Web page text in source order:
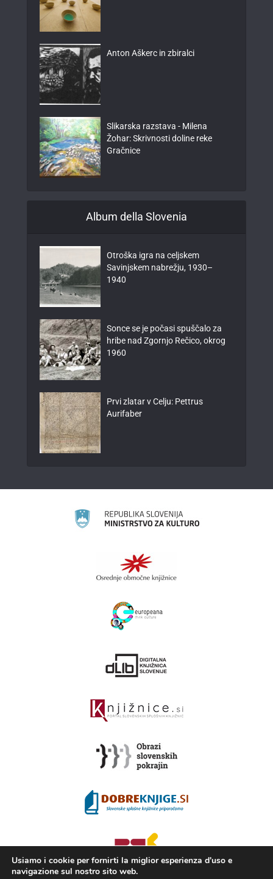
Anton Aškerc in zbiralci
Slikarska razstava - Milena
Žohar: Skrivnosti doline reke
Gračnice
Album della Slovenia
Otroška igra na celjskem
Savinjskem nabrežju, 1930–
1940
Sonce se je počasi spuščalo za
hribe nad Zgornjo Rečico, okrog
1960
Prvi zlatar v Celju: Pettrus
Aurifaber
Usiamo i cookie per fornirti la miglior esperienza d'uso e
navigazione sul nostro sito web.